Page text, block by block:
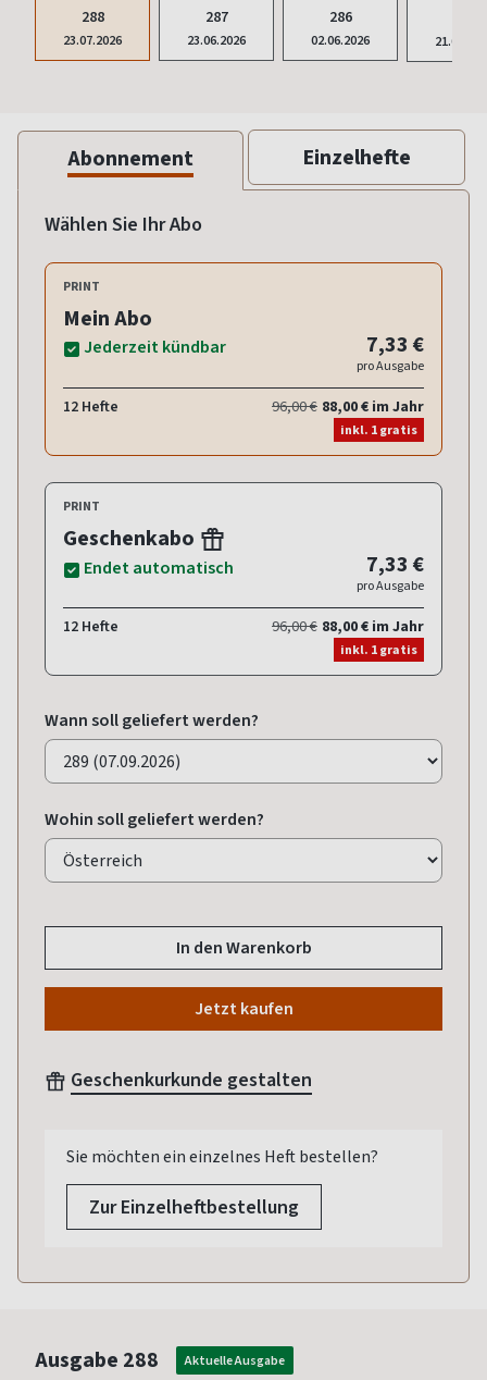
288
23.07.2026
287
23.06.2026
286
02.06.2026
Abonnement Einzelhefte
Wählen Sie Ihr Abo
PRINT
Mein Abo
Jederzeit kündbar 7,33 €
pro Ausgabe
12 Hefte 96,00 € 88,00 € im Jahr
inkl. 1 gratis
PRINT
Geschenkabo
Endet automatisch 7,33 €
pro Ausgabe
12 Hefte 96,00 € 88,00 € im Jahr
inkl. 1 gratis
Wann soll geliefert werden?
Wohin soll geliefert werden?
In den Warenkorb
Jetzt kaufen
Geschenkurkunde gestalten
Sie möchten ein einzelnes Heft bestellen?
Zur Einzelheftbestellung
Ausgabe 288 Aktuelle Ausgabe